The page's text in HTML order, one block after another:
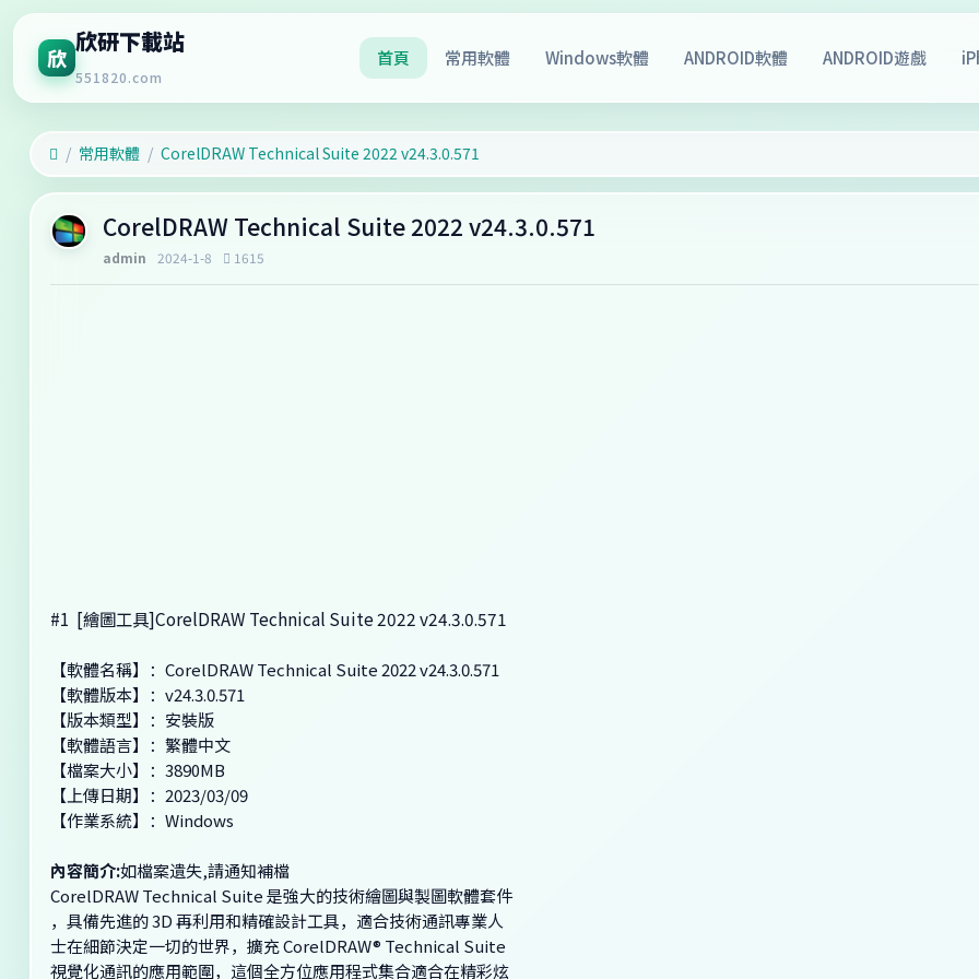
欣
欣研下載站
551820.com
首頁 常用軟體 Windows軟體 ANDROID軟體 ANDROID遊戲
常用軟體 CorelDRAW Technical Suite 2022 v24.3.0.571
CorelDRAW Technical Suite 2022 v24.3.0.571
admin 2024-1-8 1615
#1 [繪圖工具]CorelDRAW Technical Suite 2022 v24.3.0.571
【軟體名稱】：CorelDRAW Technical Suite 2022 v24.3.0.571
【軟體版本】：v24.3.0.571
【版本類型】：安裝版
【軟體語言】：繁體中文
【檔案大小】：3890MB
【上傳日期】：2023/03/09
【作業系統】：Windows
內容簡介:如檔案遺失,請通知補檔
CorelDRAW Technical Suite 是強大的技術繪圖與製圖軟體套件
，具備先進的 3D 再利用和精確設計工具，適合技術通訊專業人
士在細節決定一切的世界，擴充 CorelDRAW® Technical Suite
視覺化通訊的應用範圍，這個全方位應用程式集合適合在精彩炫